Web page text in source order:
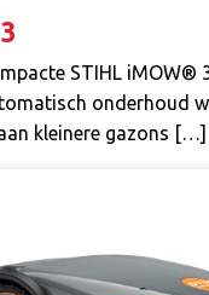
STIHL iMOW®
onderhoud
kleinere gazons […]